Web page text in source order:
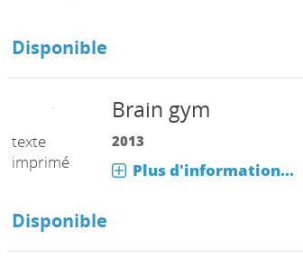
Disponible
texte
imprimé
Brain gym
2013
Plus d'information...
Disponible